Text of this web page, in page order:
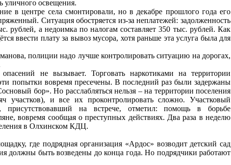
уличного освещения.
в центре села смонтировали, но в декабре прошлого года его
Ситуация обостряется из-за неплатежей: задолженность
рублей, а недоимка по налогам составляет 350 тыс. рублей. Как
ввести плату за вывоз мусора, хотя раньше эта услуга была для
полиции надо лучше контролировать ситуацию на дорогах,
не вызывает. Торговать наркотиками на территории
попытки вовремя пресечены. В последний раз были задержаны
бор». Но расслабляться нельзя – на территории поселения
участков), и все их проконтролировать сложно. Участковый
на встрече, отметил: помощь в борьбе
вовремя сообщая о преступных действиях. Два раза в неделю
в Олхинском КДЦ.
где подрядная организация «Ардос» возводит детский сад
должны быть возведены до конца года. Но подрядчики работают